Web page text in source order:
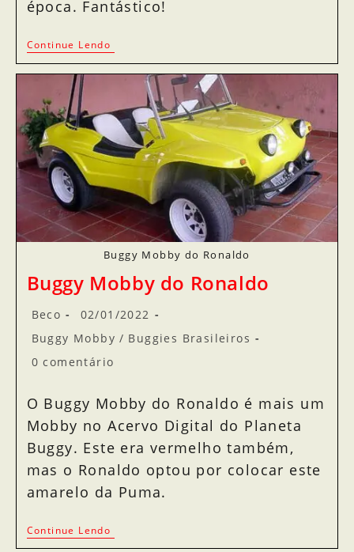
época. Fantástico!
Continue Lendo
Buggy Mobby do Ronaldo
Buggy Mobby do Ronaldo
Beco
02/01/2022
Buggy Mobby / Buggies Brasileiros
0 comentário
O Buggy Mobby do Ronaldo é mais um
Mobby no Acervo Digital do Planeta
Buggy. Este era vermelho também,
mas o Ronaldo optou por colocar este
amarelo da Puma.
Continue Lendo